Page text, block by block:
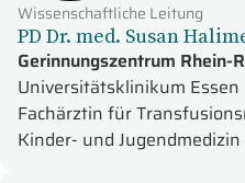
Wissenschaftliche Leitung
PD Dr. med. Susan
Gerinnungszentrum Rhein-
Universitätsklinikum Essen
Fachärztin für
Kinder- und Jugendmedizin